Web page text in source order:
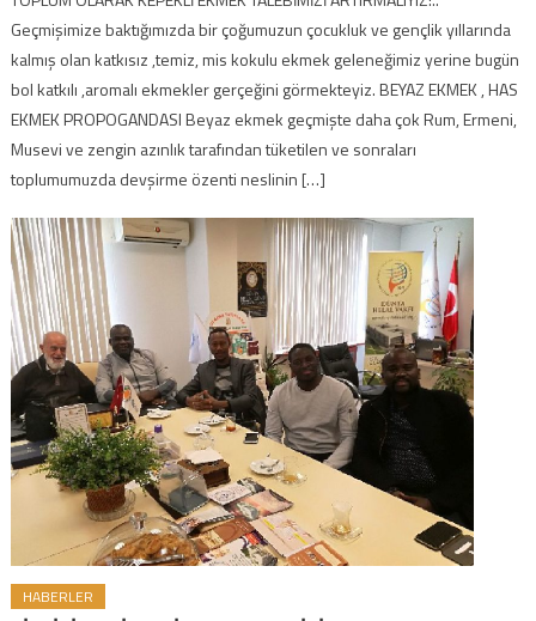
Geçmişimize baktığımızda bir çoğumuzun çocukluk ve gençlik yıllarında
kalmış olan katkısız ,temiz, mis kokulu ekmek geleneğimiz yerine bugün
bol katkılı ,aromalı ekmekler gerçeğini görmekteyiz. BEYAZ EKMEK , HAS
EKMEK PROPOGANDASI Beyaz ekmek geçmişte daha çok Rum, Ermeni,
Musevi ve zengin azınlık tarafından tüketilen ve sonraları
toplumumuzda devşirme özenti neslinin […]
HABERLER